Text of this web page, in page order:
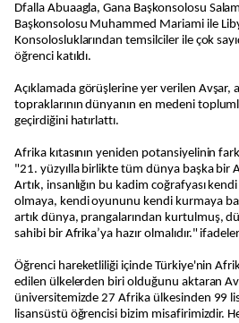
Dfalla Abuaagla, Gana Başkonsolosu
Başkonsolosu Muhammed Mariami ile
Konsolosluklarından temsilciler ile çok
öğrenci katıldı.
Açıklamada görüşlerine yer verilen Avşar,
topraklarının dünyanın en medeni
geçirdiğini hatırlattı.
Afrika kıtasının yeniden potansiyelinin
"21. yüzyılla birlikte tüm dünya başka bir
Artık, insanlığın bu kadim coğrafyası
olmaya, kendi oyununu kendi kurmaya
artık dünya, prangalarından kurtulmuş,
sahibi bir Afrika’ya hazır olmalıdır."
Öğrenci hareketliliği içinde Türkiye'nin
edilen ülkelerden biri olduğunu aktaran
üniversitemizde 27 Afrika ülkesinden 99
lisansüstü öğrencisi bizim misafirimizdir.